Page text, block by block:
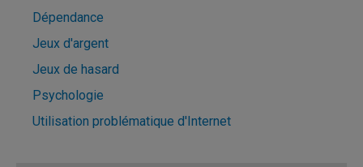
Dépendance
Jeux d'argent
Jeux de hasard
Psychologie
Utilisation problématique d'Internet